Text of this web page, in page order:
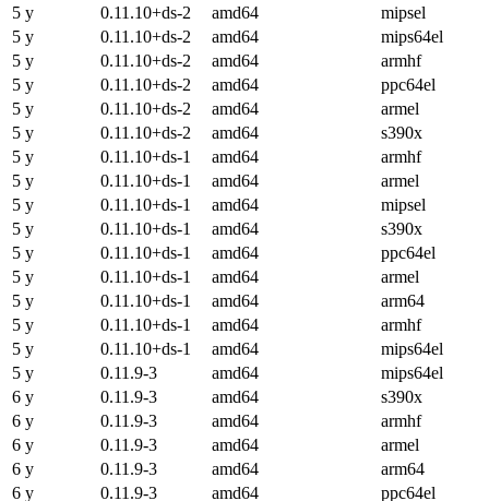
5 y
0.11.10+ds-2 amd64
mipsel
5 y
0.11.10+ds-2 amd64
mips64el
5 y
0.11.10+ds-2 amd64
armhf
5 y
0.11.10+ds-2 amd64
ppc64el
5 y
0.11.10+ds-2 amd64
armel
5 y
0.11.10+ds-2 amd64
s390x
5 y
0.11.10+ds-1 amd64
armhf
5 y
0.11.10+ds-1 amd64
armel
5 y
0.11.10+ds-1 amd64
mipsel
5 y
0.11.10+ds-1 amd64
s390x
5 y
0.11.10+ds-1 amd64
ppc64el
5 y
0.11.10+ds-1 amd64
armel
5 y
0.11.10+ds-1 amd64
arm64
5 y
0.11.10+ds-1 amd64
armhf
5 y
0.11.10+ds-1 amd64
mips64el
5 y
0.11.9-3 amd64
mips64el
6 y
0.11.9-3 amd64
s390x
6 y
0.11.9-3 amd64
armhf
6 y
0.11.9-3 amd64
armel
6 y
0.11.9-3 amd64
arm64
6 y
0.11.9-3 amd64 ppc64el